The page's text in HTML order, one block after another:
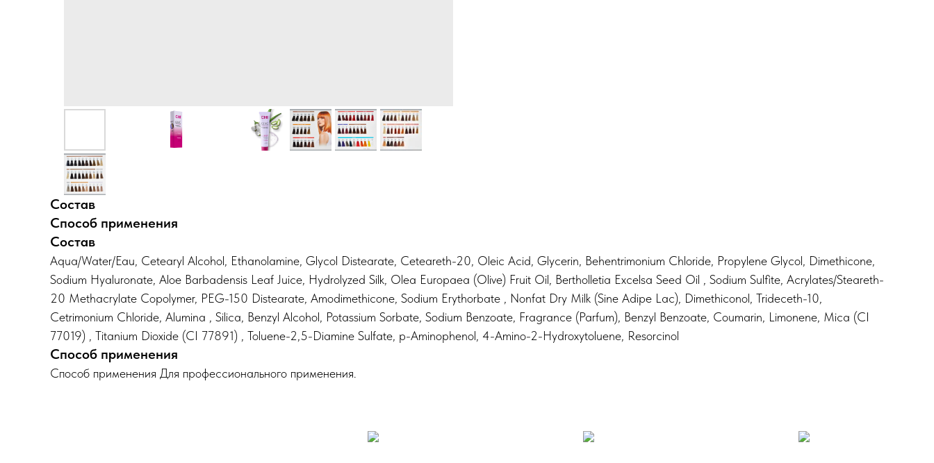
Состав
Способ применения
Состав
Aqua/Water/Eau, Cetearyl Alcohol, Ethanolamine, Glycol Distearate, Ceteareth-20, Oleic Acid, Glycerin, Behentrimonium Chloride, Propylene Glycol, Dimethicone,
Sodium Hyaluronate, Aloe Barbadensis Leaf Juice, Hydrolyzed Silk, Olea Europaea (Olive) Fruit Oil, Bertholletia Excelsa Seed Oil , Sodium Sulfite, Acrylates/Steareth-
20 Methacrylate Copolymer, PEG-150 Distearate, Amodimethicone, Sodium Erythorbate , Nonfat Dry Milk (Sine Adipe Lac), Dimethiconol, Trideceth-10,
Cetrimonium Chloride, Alumina , Silica, Benzyl Alcohol, Potassium Sorbate, Sodium Benzoate, Fragrance (Parfum), Benzyl Benzoate, Coumarin, Limonene, Mica (CI
77019) , Titanium Dioxide (CI 77891) , Toluene-2,5-Diamine Sulfate, p-Aminophenol, 4-Amino-2-Hydroxytoluene, Resorcinol
Способ применения
Способ применения Для профессионального применения.